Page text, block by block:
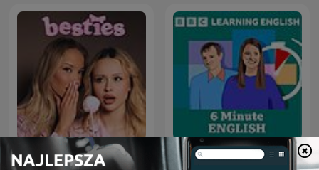
besties 6 Minute English